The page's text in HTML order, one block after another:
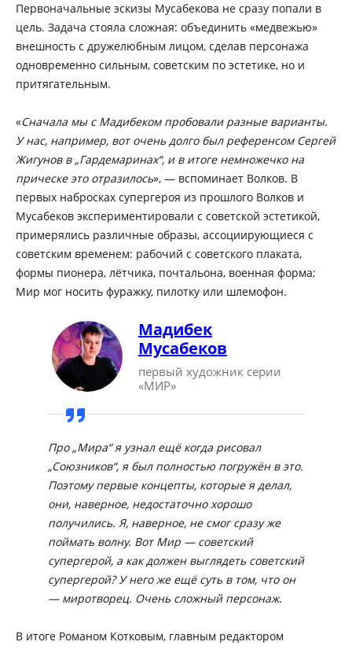
Первоначальные эскизы Мусабекова не сразу попали в
цель. Задача стояла сложная: объединить «медвежью»
внешность с дружелюбным лицом, сделав персонажа
одновременно сильным, советским по эстетике, но и
притягательным.
«Сначала мы с Мадибеком пробовали разные варианты.
У нас, например, вот очень долго был референсом Сергей
Жигунов в „Гардемаринах“, и в итоге немножечко на
прическе это отразилось», — вспоминает Волков. В
первых набросках супергероя из прошлого Волков и
Мусабеков экспериментировали с советской эстетикой,
примерялись различные образы, ассоциирующиеся с
советским временем: рабочий с советского плаката,
формы пионера, лётчика, почтальона, военная форма;
Мир мог носить фуражку, пилотку или шлемофон.
Мадибек
Мусабеков
первый художник серии
«МИР»
Про „Мира“ я узнал ещё когда рисовал
„Союзников“, я был полностью погружён в это.
Поэтому первые концепты, которые я делал,
они, наверное, недостаточно хорошо
получились. Я, наверное, не смог сразу же
поймать волну. Вот Мир — советский
супергерой, а как должен выглядеть советский
супергерой? У него же ещё суть в том, что он
— миротворец. Очень сложный персонаж.
В итоге Романом Котковым, главным редактором